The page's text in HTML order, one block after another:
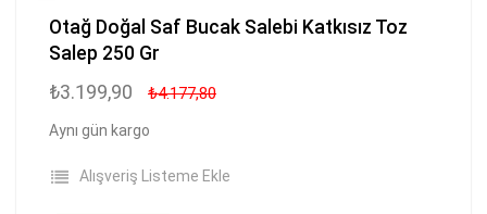
Otağ Doğal Saf Bucak Salebi Katkısız Toz
Salep 250 Gr
₺3.199,90 ₺4.177,80
Aynı gün kargo
Alışveriş Listeme Ekle